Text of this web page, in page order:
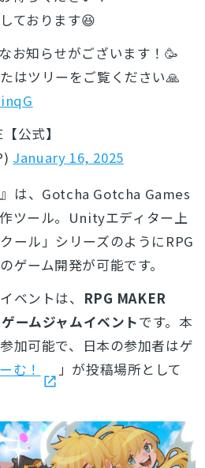
ております😆
お知らせがございます！🥳
はツリーをご覧ください🙏
公式】
January 16, 2025
』は、Gotcha Gotcha Games
ツール。Unityエディター上
ール」シリーズのように RPG
ゲーム開発が可能です。
ベントは、 RPG MAKER
ームジャムイベントです。本
加可能で、
日本の参加者はゲ
む！
」が投稿場所として